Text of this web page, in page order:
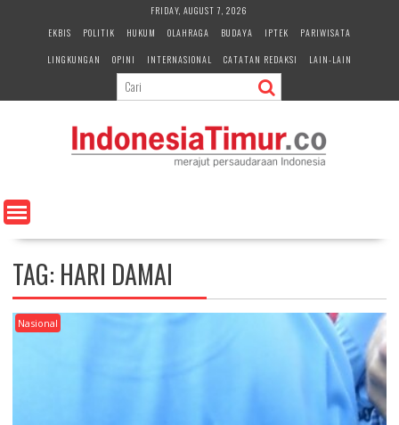
e
n
FRIDAY, AUGUST 7, 2026
EKBIS
POLITIK HUKUM OLAHRAGA BUDAYA IPTEK
PARIWISATA
LINGKUNGAN
OPINI INTERNASIONAL CATATAN REDAKSI LAIN-LAIN
TAG: HARI DAMAI
Nasional